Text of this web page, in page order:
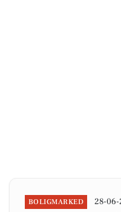
BOLIGMARKED 28-06-